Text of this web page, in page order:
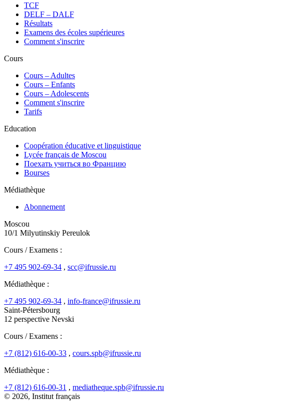
TCF
DELF – DALF
Résultats
Examens des écoles supérieures
Comment s'inscrire
Cours
Сours – Adultes
Cours – Enfants
Cours – Adolescents
Comment s'inscrire
Tarifs
Education
Coopération éducative et linguistique
Lycée français de Moscou
Поехать учиться во Францию
Bourses
Médiathèque
Abonnement
Moscou
10/1 Milyutinskiy Pereulok
Cours / Examens :
+7 495 902-69-34 , scc@ifrussie.ru
Médiathèque :
+7 495 902-69-34 , info-france@ifrussie.ru
Saint-Pétersbourg
12 perspective Nevski
Cours / Examens :
+7 (812) 616-00-33 , cours.spb@ifrussie.ru
Médiathèque :
+7 (812) 616-00-31 , mediatheque.spb@ifrussie.ru
© 2026, Institut français